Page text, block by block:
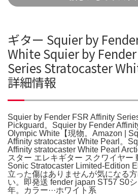
ギター Squier by
White Squier by
Series Stratocaster
詳細情報
Squier by Fender FSR Affinity
Pickguard。Squier by Fender
Olympic White【現物。Amazon |
Affinity stratocaster White Pearl。
Affinity stratocaster White Pearl
スター エレキギター スクワイヤー
Sonic Stratocaster Limited-Edition
立った傷はありませんが気になる
い。即発送 fender japan ST57 S0
年。カラー···ホワイト系